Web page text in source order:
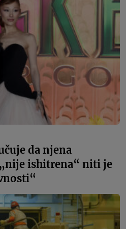
da njena
ishitrena“ niti je